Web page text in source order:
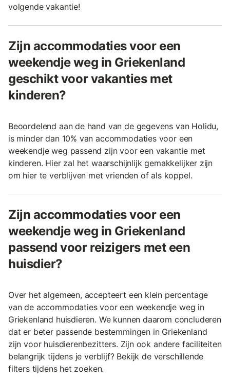
volgende vakantie!
Zijn accommodaties voor een
weekendje weg in Griekenland
geschikt voor vakanties met
kinderen?
Beoordelend aan de hand van de gegevens van Holidu,
is minder dan 10% van accommodaties voor een
weekendje weg passend zijn voor een vakantie met
kinderen. Hier zal het waarschijnlijk gemakkelijker zijn
om hier te verblijven met vrienden of als koppel.
Zijn accommodaties voor een
weekendje weg in Griekenland
passend voor reizigers met een
huisdier?
Over het algemeen, accepteert een klein percentage
van de accommodaties voor een weekendje weg in
Griekenland huisdieren. We kunnen daarom concluderen
dat er beter passende bestemmingen in Griekenland
zijn voor huisdierenbezitters. Zijn ook andere faciliteiten
belangrijk tijdens je verblijf? Bekijk de verschillende
filters tijdens het zoeken.